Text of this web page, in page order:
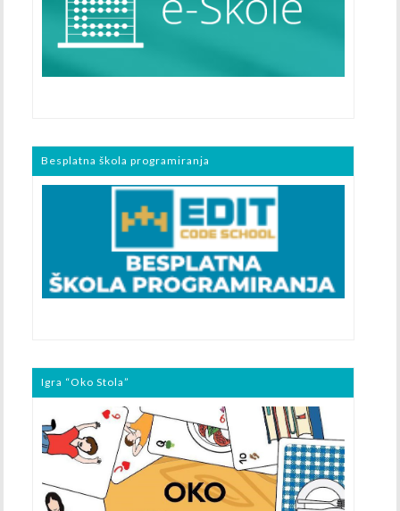
Besplatna škola programiranja
Igra “Oko Stola”